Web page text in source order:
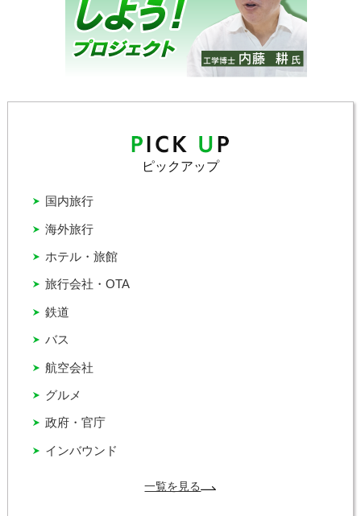
ピックアップ
インバウンド
グルメ
バス
ホテル・旅館
国内旅行
政府・官庁
旅行会社・OTA
海外旅行
航空会社
鉄道
一覧を見る